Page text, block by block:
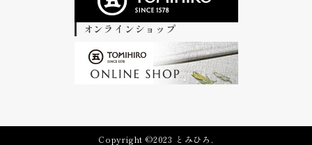
オンラインショップ
Copyright ©2023 とみひろ.